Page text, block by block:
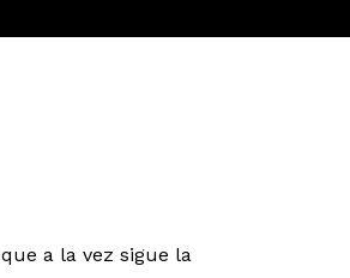
a la vez sigue la